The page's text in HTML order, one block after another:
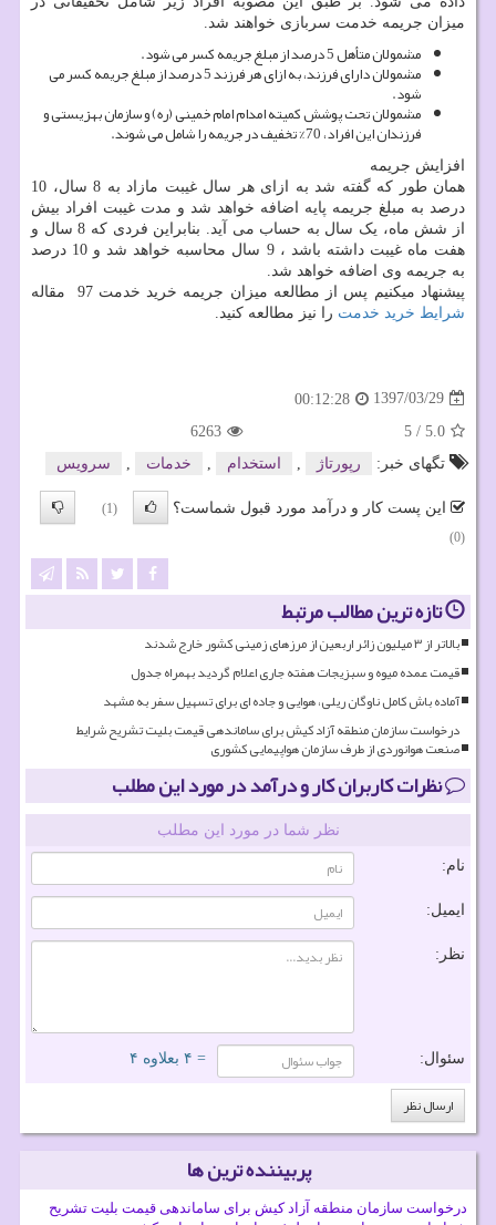
میزان جریمه خدمت سربازی خواهند شد.
مشمولان متأهل 5 درصد از مبلغ جریمه کسر می شود.
مشمولان دارای فرزند، به ازای هر فرزند 5 درصد از مبلغ جریمه کسر می
شود.
مشمولان تحت پوشش کمیته امدام امام خمینی (ره) و سازمان بهزیستی و
فرزندان این افراد، 70% تخفیف در جریمه را شامل می شوند.
افزایش جریمه
همان طور که گفته شد به ازای هر سال غیبت مازاد به 8 سال، 10
درصد به مبلغ جریمه پایه اضافه خواهد شد و مدت غیبت افراد بیش
از شش ماه، یک سال به حساب می آید. بنابراین فردی که 8 سال و
هفت ماه غیبت داشته باشد ، 9 سال محاسبه خواهد شد و 10 درصد
به جریمه وی اضافه خواهد شد.
پیشنهاد میکنیم پس از مطالعه میزان جریمه خرید خدمت 97 مقاله
شرایط خرید خدمت را نیز مطالعه کنید.
1397/03/29
00:12:28
5.0
/
5
6263
تگهای خبر:
رپورتاژ , استخدام , خدمات , سرویس
این پست کار و درآمد مورد قبول شماست؟
(1)
(0)
تازه ترین مطالب مرتبط
بالاتر از ۳ میلیون زائر اربعین از مرزهای زمینی کشور خارج شدند
قیمت عمده میوه و سبزیجات هفته جاری اعلام گردید بهمراه جدول
آماده باش کامل ناوگان ریلی، هوایی و جاده ای برای تسهیل سفر به مشهد
درخواست سازمان منطقه آزاد کیش برای ساماندهی قیمت بلیت تشریح شرایط
صنعت هوانوردی از طرف سازمان هواپیمایی کشوری
نظرات کاربران کار و درآمد در مورد این مطلب
نظر شما در مورد این مطلب
نام:
ایمیل:
نظر:
سئوال: = ۴ بعلاوه ۴
پربیننده ترین ها
درخواست سازمان منطقه آزاد کیش برای ساماندهی قیمت بلیت تشریح